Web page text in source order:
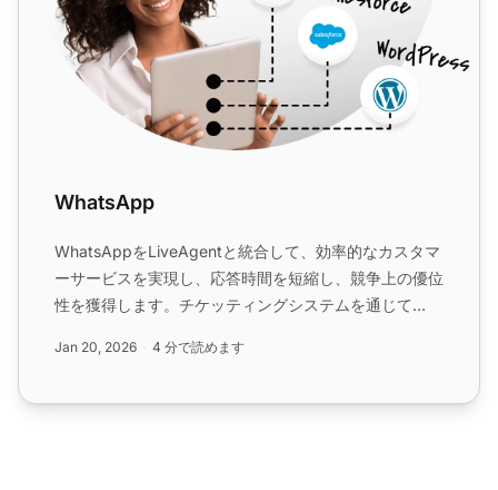
WhatsApp
WhatsAppをLiveAgentと統合して、効率的なカスタマ
ーサービスを実現し、応答時間を短縮し、競争上の優位
性を獲得します。チケッティングシステムを通じて
日間トライアルを開始して、カスタマーサポートを強化
Jan 20, 2026 4 分で読めます